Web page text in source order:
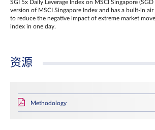
SGI 5x Daily Leverage Index on MSCI Singapore (SGD
version of MSCI Singapore Index and has a built-in air
to reduce the negative impact of extreme market
index in one day.
资源
Methodology